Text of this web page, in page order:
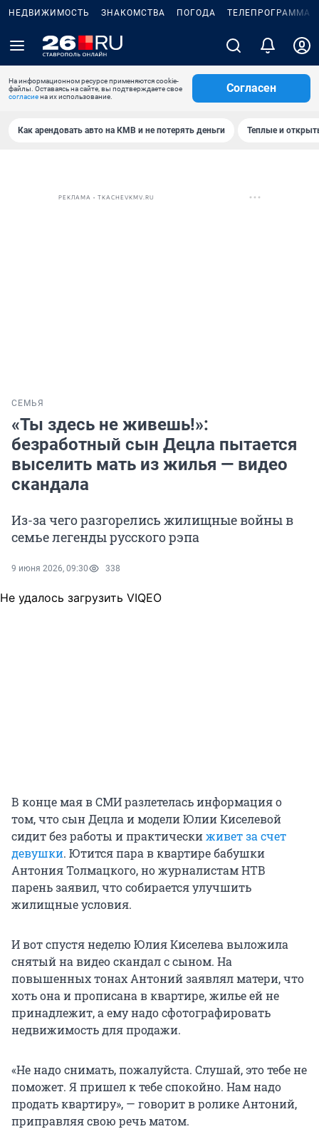
НЕДВИЖИМОСТЬ ЗНАКОМСТВА ПОГОДА ТЕЛЕПРОГРАММА
На информационном ресурсе применяются cookie-
файлы. Оставаясь на сайте, вы подтверждаете свое
согласиена их использование.
Согласен
Как арендовать авто на КМВ и не потерять деньги Теплые и
РЕКЛАМА • TKACHEVKMV.RU
СЕМЬЯ
«Ты здесь не живешь!»:
безработный сын Децла пытается
выселить мать из жилья — видео
скандала
Из-за чего разгорелись жилищные войны в
семье легенды русского рэпа
9 июня 2026, 09:30 338
Не удалось загрузить VIQEO
В конце мая в СМИ разлетелась информация о
том, что сын Децла и модели Юлии Киселевой
сидит без работы и практическиживет за счет
девушки. Ютится пара в квартире бабушки
Антония Толмацкого, но журналистам НТВ
парень заявил, что собирается улучшить
жилищные условия.
И вот спустя неделю Юлия Киселева выложила
снятый на видео скандал с сыном. На
повышенных тонах Антоний заявлял матери, что
хоть она и прописана в квартире, жилье ей не
принадлежит, а ему надо сфотографировать
недвижимость для продажи.
«Не надо снимать, пожалуйста. Слушай, это тебе не
поможет. Я пришел к тебе спокойно. Нам надо
продать квартиру», — говорит в ролике Антоний,
приправляя свою речь матом.